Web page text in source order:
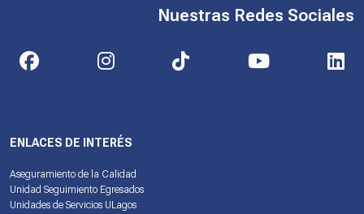
ENLACES DE INTERÉS
Aseguramiento de la Calidad
Unidad Seguimiento Egresados
Unidades de Servicios ULagos
Nuestras Redes Sociales